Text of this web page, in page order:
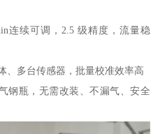
连续可调，2.5 级精度，流量稳
、多台传感器，批量校准效率高
钢瓶，无需改装、不漏气、安全